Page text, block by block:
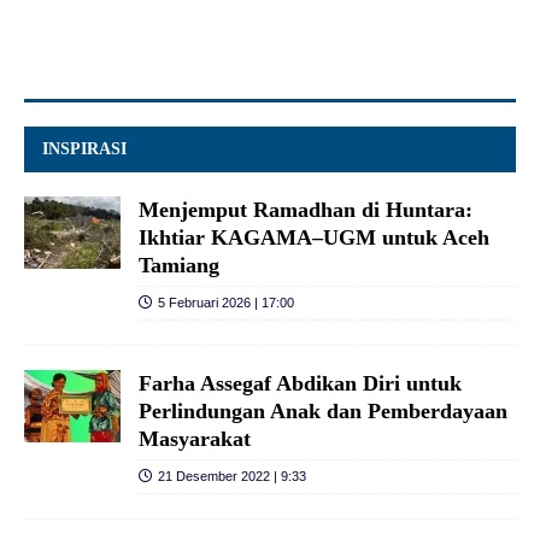
INSPIRASI
Menjemput Ramadhan di Huntara:
Ikhtiar KAGAMA–UGM untuk Aceh
Tamiang
5 Februari 2026 | 17:00
Farha Assegaf Abdikan Diri untuk
Perlindungan Anak dan Pemberdayaan
Masyarakat
21 Desember 2022 | 9:33